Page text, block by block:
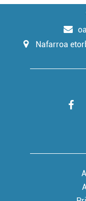
Nafarroa